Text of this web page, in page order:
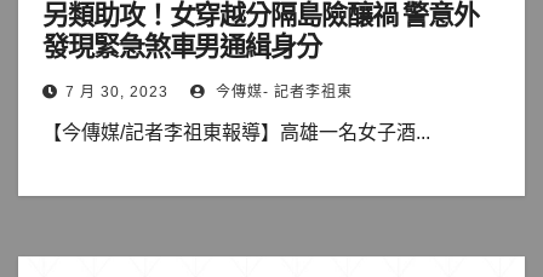
另類助攻！女穿越分隔島險釀禍 警意外
發現緊急煞車男通緝身分
7 月 30, 2023 今傳媒- 記者李祖東
【今傳媒/記者李祖東報導】高雄一名女子酒...